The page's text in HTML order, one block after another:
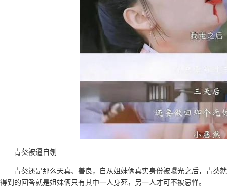
青葵被逼自刎
青葵还是那么天真、善良，自从姐妹俩真实身份被曝光之后，青葵
得到的回答就是姐妹俩只有其中一人身死，另一人才可不被忌惮。